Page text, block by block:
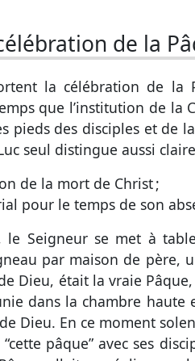
de la
la célébration de la
que l’institution de la
pieds des disciples et de
seul distingue aussi
de la mort de Christ ;
pour le temps de son
le Seigneur se met à
par maison de père,
Dieu, était la vraie
dans la chambre haute
Dieu. En ce moment
pâque” avec ses